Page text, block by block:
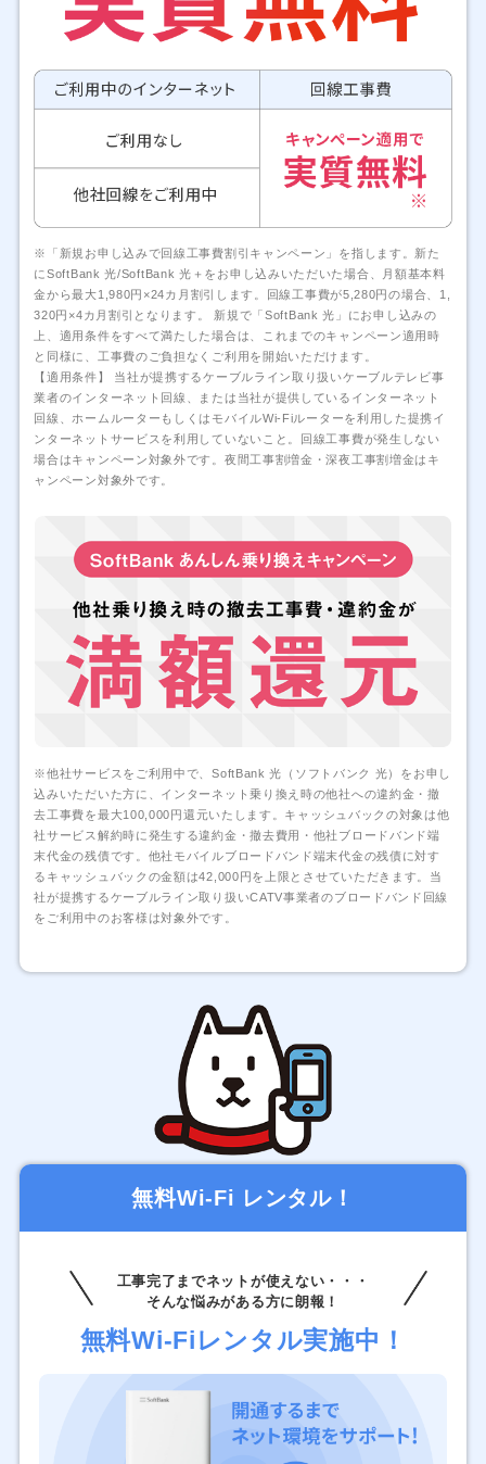
※「新規お申し込みで回線工事費割引キャンペーン」を指します。新た
にSoftBank 光/SoftBank 光＋をお申し込みいただいた場合、月額基本料
金から最大1,980円×24カ月割引します。回線工事費が5,280円の場合、1,
320円×4カ月割引となります。 新規で「SoftBank 光」にお申し込みの
上、適用条件をすべて満たした場合は、これまでのキャンペーン適用時
と同様に、工事費のご負担なくご利用を開始いただけます。
【適用条件】 当社が提携するケーブルライン取り扱いケーブルテレビ事
業者のインターネット回線、または当社が提供しているインターネット
回線、ホームルーターもしくはモバイルWi-Fiルーターを利用した提携イ
ンターネットサービスを利用していないこと。回線工事費が発生しない
場合はキャンペーン対象外です。夜間工事割増金・深夜工事割増金はキ
ャンペーン対象外です。
※他社サービスをご利用中で、SoftBank 光（ソフトバンク 光）をお申し
込みいただいた方に、インターネット乗り換え時の他社への違約金・撤
去工事費を最大100,000円還元いたします。キャッシュバックの対象は他
社サービス解約時に発生する違約金・撤去費用・他社ブロードバンド端
末代金の残債です。他社モバイルブロードバンド端末代金の残債に対す
るキャッシュバックの金額は42,000円を上限とさせていただきます。当
社が提携するケーブルライン取り扱いCATV事業者のブロードバンド回線
をご利用中のお客様は対象外です。
無料Wi-Fi レンタル！
工事完了までネットが使えない・・・
そんな悩みがある方に朗報！
無料Wi-Fiレンタル実施中！